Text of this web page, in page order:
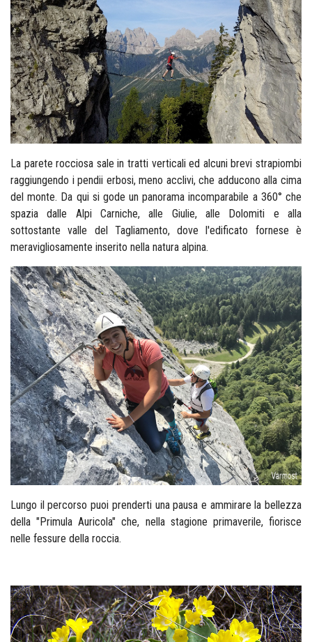
La parete rocciosa sale in tratti verticali ed alcuni brevi strapiombi
raggiungendo i pendii erbosi, meno acclivi, che adducono alla cima
del monte. Da qui si gode un panorama incomparabile a 360° che
spazia dalle Alpi Carniche, alle Giulie, alle Dolomiti e alla
sottostante valle del Tagliamento, dove l'edificato fornese è
meravigliosamente inserito nella natura alpina.
Lungo il percorso puoi prenderti una pausa e ammirare la bellezza
della "Primula Auricola" che, nella stagione primaverile, fiorisce
nelle fessure della roccia.